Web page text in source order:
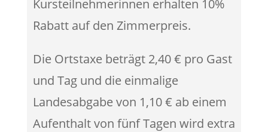
Kursteilnehmerinnen erhalten 10%
Rabatt auf den Zimmerpreis.
Die Ortstaxe beträgt 2,40 € pro Gast
und Tag und die einmalige
Landesabgabe von 1,10 € ab einem
Aufenthalt von fünf Tagen wird extra